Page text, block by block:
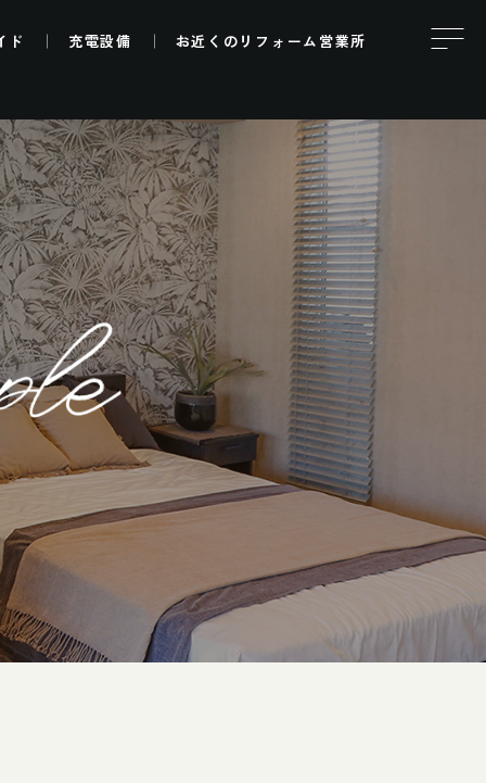
ド 充電設備 お近くの リフォーム営業所